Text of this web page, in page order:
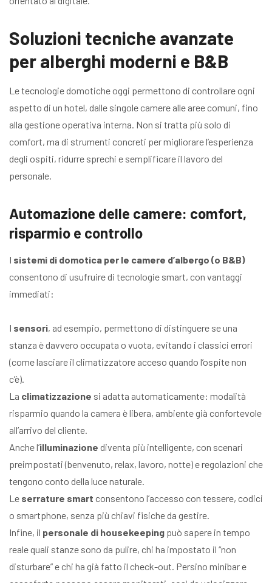
Soluzioni tecniche avanzate
per alberghi moderni e B&B
Le tecnologie domotiche oggi permettono di controllare ogni
aspetto di un hotel, dalle singole camere alle aree comuni, fino
alla gestione operativa interna. Non si tratta più solo di
comfort, ma di strumenti concreti per migliorare l’esperienza
degli ospiti, ridurre sprechi e semplificare il lavoro del
personale.
Automazione delle camere: comfort,
risparmio e controllo
I sistemi di domotica per le camere d’albergo (o B&B)
consentono di usufruire di tecnologie smart, con vantaggi
immediati:
I sensori, ad esempio, permettono di distinguere se una
stanza è davvero occupata o vuota, evitando i classici errori
(come lasciare il climatizzatore acceso quando l’ospite non
c’è).
La climatizzazione si adatta automaticamente: modalità
risparmio quando la camera è libera, ambiente già confortevole
all’arrivo del cliente.
Anche l’illuminazione diventa più intelligente, con scenari
preimpostati (benvenuto, relax, lavoro, notte) e regolazioni che
tengono conto della luce naturale.
Le serrature smart consentono l’accesso con tessere, codici
o smartphone, senza più chiavi fisiche da gestire.
Infine, il personale di housekeeping può sapere in tempo
reale quali stanze sono da pulire, chi ha impostato il “non
disturbare” e chi ha già fatto il check-out. Persino minibar e